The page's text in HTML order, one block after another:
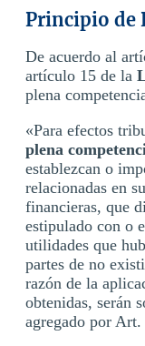
Principio de
De acuerdo al
artículo 15 de la
plena
«Para efectos
plena
establezcan o
relacionadas en
financieras, que
estipulado con o
utilidades que
partes de no
razón de la
obtenidas, serán
agregado por